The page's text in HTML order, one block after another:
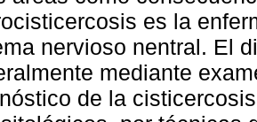
es la
nervioso nentral. El
mediante
de la